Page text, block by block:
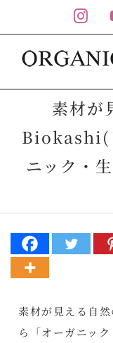
to
content
素材が
Biokashi(
ニック・
素材が見える自
ら「オーガニッ